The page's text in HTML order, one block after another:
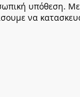
υπόθεση.
να